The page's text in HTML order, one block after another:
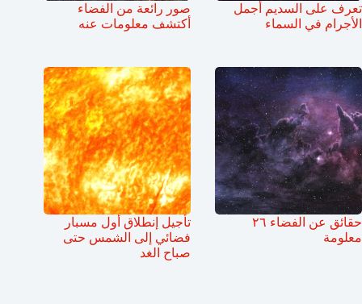
تعرف على السديم أجمل
الأجرام في السماء
صور رائعة من الفضاء
أكتشف معلومات عنه
حقائق عن الفضاء ٢٦
معلومة
تأجيل إنطلاق أول مسبار
فضائي إلى الشمس حتى
صباح الغد